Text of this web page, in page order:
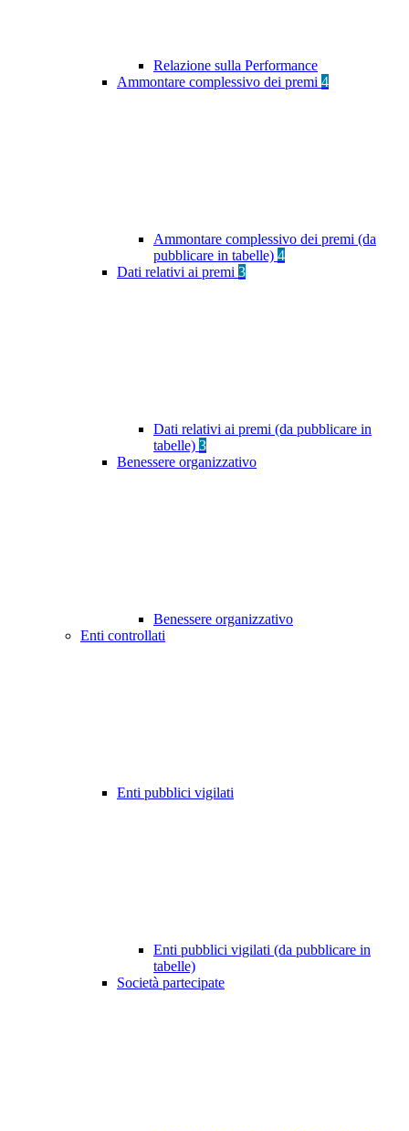
Relazione sulla Performance
Ammontare complessivo dei premi 4
Ammontare complessivo dei premi (da
pubblicare in tabelle) 4
Dati relativi ai premi 3
Dati relativi ai premi (da pubblicare in
tabelle) 3
Benessere organizzativo
Benessere organizzativo
Enti controllati
Enti pubblici vigilati
Enti pubblici vigilati (da pubblicare in
tabelle)
Società partecipate